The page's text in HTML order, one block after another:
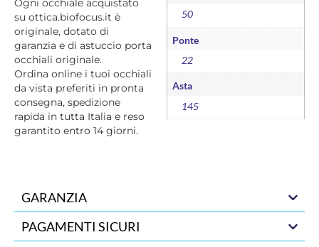
Ogni occhiale acquistato
su ottica.biofocus.it è
originale, dotato di
garanzia e di astuccio porta
occhiali originale.
Ordina online i tuoi occhiali
da vista preferiti in pronta
consegna, spedizione
rapida in tutta Italia e reso
garantito entro 14 giorni.
50
Ponte
22
Asta
145
GARANZIA
PAGAMENTI SICURI